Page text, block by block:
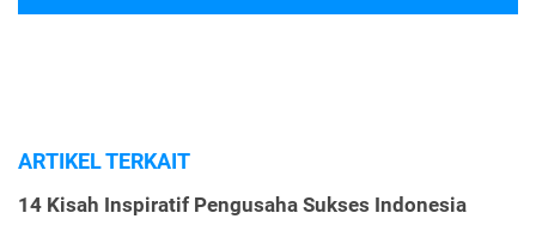
ARTIKEL TERKAIT
14 Kisah Inspiratif Pengusaha Sukses Indonesia